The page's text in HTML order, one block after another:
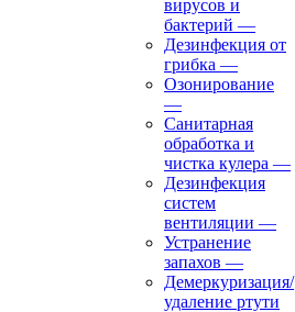
вирусов и
бактерий —
Дезинфекция от
грибка —
Озонирование
—
Санитарная
обработка и
чистка кулера —
Дезинфекция
систем
вентиляции —
Устранение
запахов —
Демеркуризация/
удаление ртути